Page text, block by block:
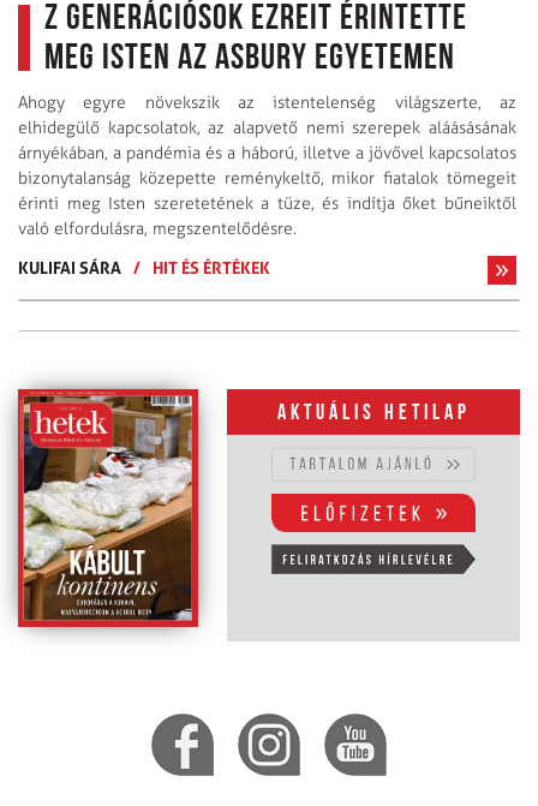
Z generációsok ezreit érintette
meg Isten az Asbury Egyetemen
Ahogy egyre növekszik az istentelenség világszerte, az
elhidegülő kapcsolatok, az alapvető nemi szerepek aláásásának
árnyékában, a pandémia és a háború, illetve a jövővel kapcsolatos
bizonytalanság közepette reménykeltő, mikor fiatalok tömegeit
érinti meg Isten szeretetének a tüze, és indítja őket bűneiktől
való elfordulásra, megszentelődésre.
KULIFAI SÁRA / HIT ÉS ÉRTÉKEK
Aktuális hetilap